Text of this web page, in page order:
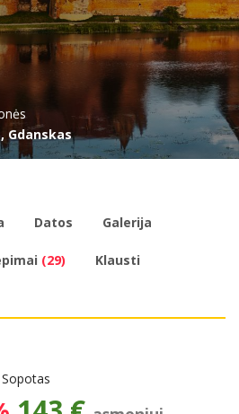
Gdanskas
Datos Galerija
(29) Klausti
Sopotas